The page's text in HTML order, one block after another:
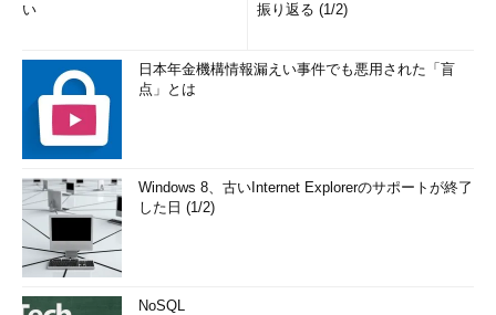
い
振り返る (1/2)
日本年金機構情報漏えい事件でも悪用された「盲
点」とは
Windows 8、古いInternet Explorerのサポートが終了
した日 (1/2)
NoSQL